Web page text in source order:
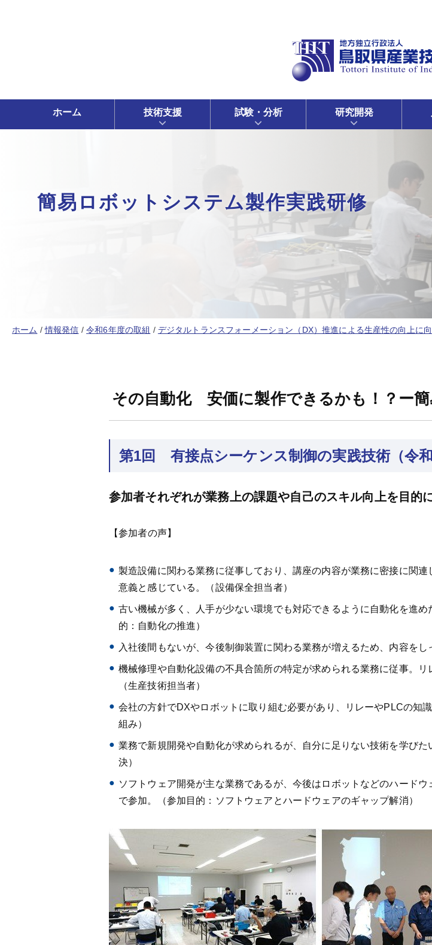
ホーム 技術支援 試験・分析 研究開発
簡易ロボットシステム製作実践研修
ホーム /情報発信 /令和6年度の取組 / デジタルトランスフォーメーション（DX）推進による生産性の向上に
その自動化 安価に製作できるかも！？ー
第1回 有接点シーケンス制御の実践技術（令和
参加者それぞれが業務上の課題や自己のスキル向上を目的
【参加者の声】
製造設備に関わる業務に従事しており、講座の内容が業務に密接に関
意義と感じている。（設備保全担当者）
古い機械が多く、人手が少ない環境でも対応できるように自動化を進
的：自動化の推進）
入社後間もないが、今後制御装置に関わる業務が増えるため、内容をし
機械修理や自動化設備の不具合箇所の特定が求められる業務に従事。
（生産技術担当者）
会社の方針でDXやロボットに取り組む必要があり、リレーやPLCの知
組み）
業務で新規開発や自動化が求められるが、自分に足りない技術を学び
決）
ソフトウェア開発が主な業務であるが、今後はロボットなどのハード
で参加。（参加目的：ソフトウェアとハードウェアのギャップ解消）